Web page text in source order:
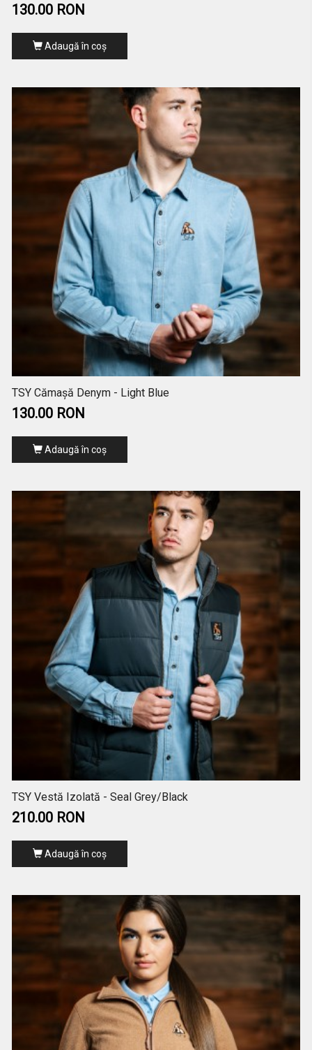
130.00 RON
Adaugă în coş
TSY Cămașă Denym - Light Blue
130.00 RON
Adaugă în coş
TSY Vestă Izolată - Seal Grey/Black
210.00 RON
Adaugă în coş